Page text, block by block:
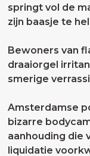
springt vol de
zijn baasje te
Bewoners van
draaiorgel
smerige
Amsterdamse
bizarre
aanhouding die
liquidatie